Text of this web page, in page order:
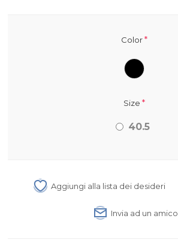
Color*
Size *
40.5
Aggiungi alla lista dei desideri
Invia ad un amico